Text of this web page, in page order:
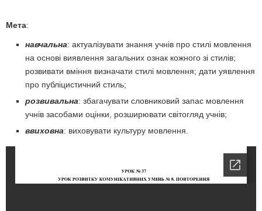
Мета:
навчальна: актуалізувати знання учнів про стилі мовлення
на основі виявлення загальних ознак кожного зі стилів;
розвивати вміння визна­чати стилі мовлення; дати уявлення
про публіцистичний стиль;
розвивальна: збагачувати словниковий запас мовлення
учнів засо­бами оцінки, розширювати світогляд учнів;
ввиховна: виховувати культуру мовлення.